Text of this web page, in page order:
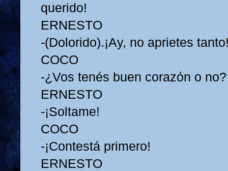
querido!
ERNESTO
-(Dolorido).¡Ay, no aprietes
COCO
-¿Vos tenés buen corazón o no?
ERNESTO
-¡Soltame!
COCO
-¡Contestá primero!
ERNESTO